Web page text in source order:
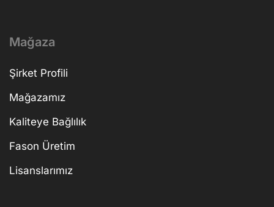
Mağaza
Şirket Profili
Mağazamız
Kaliteye Bağlılık
Fason Üretim
Lisanslarımız